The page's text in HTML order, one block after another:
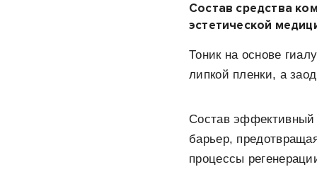
Состав средства
эстетической
Тоник на основе
липкой пленки, а
Состав эффективный
барьер,
процессы